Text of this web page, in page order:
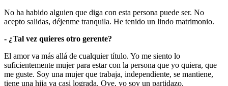
No ha habido alguien que diga con esta persona puede ser. No
acepto salidas, déjenme tranquila. He tenido un lindo matrimonio.
- ¿Tal vez quieres otro gerente?
El amor va más allá de cualquier título. Yo me siento lo
suficientemente mujer para estar con la persona que yo quiera, que
me guste. Soy una mujer que trabaja, independiente, se mantiene,
tiene una hija ya casi lograda. Oye, yo soy un partidazo.